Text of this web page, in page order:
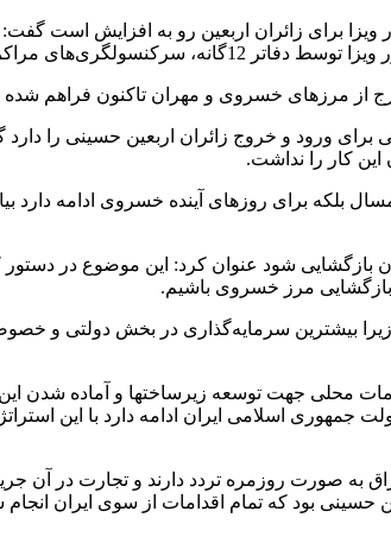
خراسان رضوی در حال انجام است.
از مرزهای خسروی و مهران تاکنون فراهم
ورود و خروج زائران اربعین حسینی را
کار را نداشت.
بلکه برای روزهای آینده خسروی ادامه
بازگشایی شود عنوان کرد: این موضوع در
بازگشایی مرز خسروی باشیم.
زیرا بیشترین سرمایه‌گذاری در بخش
محلی جهت توسعه زیرساختها و آماده شدن
جمهوری اسلامی ایران ادامه دارد با این
صورت روزمره تردد دارند و تجارت در آن
حسینی بود که تمام اقدامات از سوی ایران